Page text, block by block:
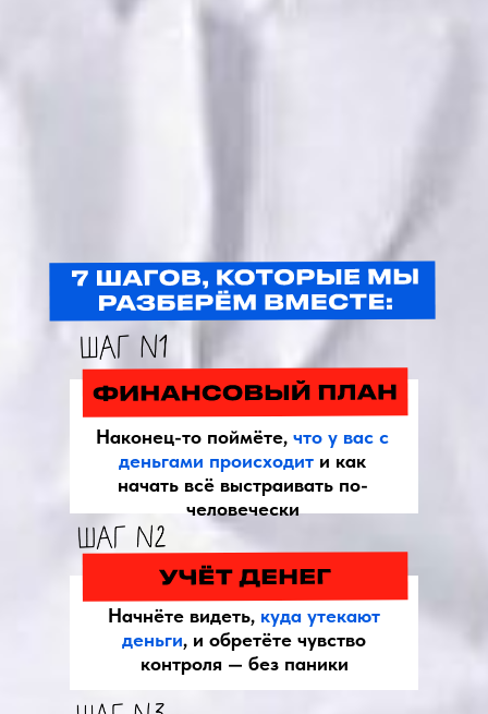
Наконец-то поймёте, что у вас с
деньгами происходит и как
начать всё выстраивать по-
человечески
Начнёте видеть, куда утекают
деньги, и обретёте чувство
контроля — без паники